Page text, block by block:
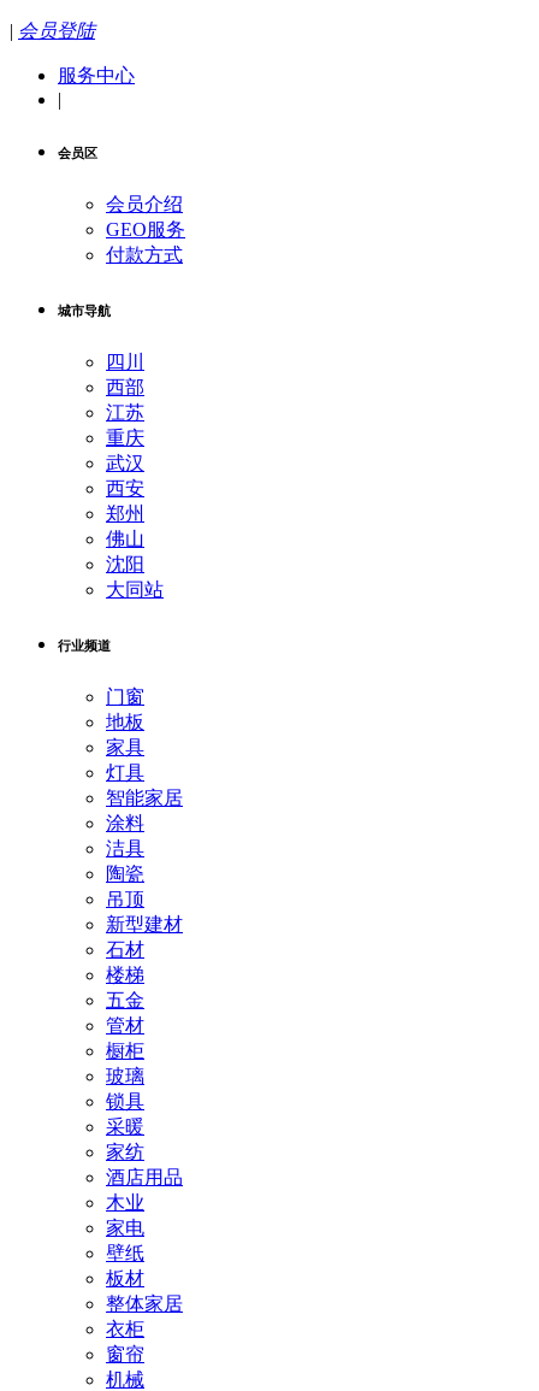
| 会员登陆
服务中心
|
会员区
会员介绍
GEO服务
付款方式
城市导航
四川
西部
江苏
重庆
武汉
西安
郑州
佛山
沈阳
大同站
行业频道
门窗
地板
家具
灯具
智能家居
涂料
洁具
陶瓷
吊顶
新型建材
石材
楼梯
五金
管材
橱柜
玻璃
锁具
采暖
家纺
酒店用品
木业
家电
壁纸
板材
整体家居
衣柜
窗帘
机械